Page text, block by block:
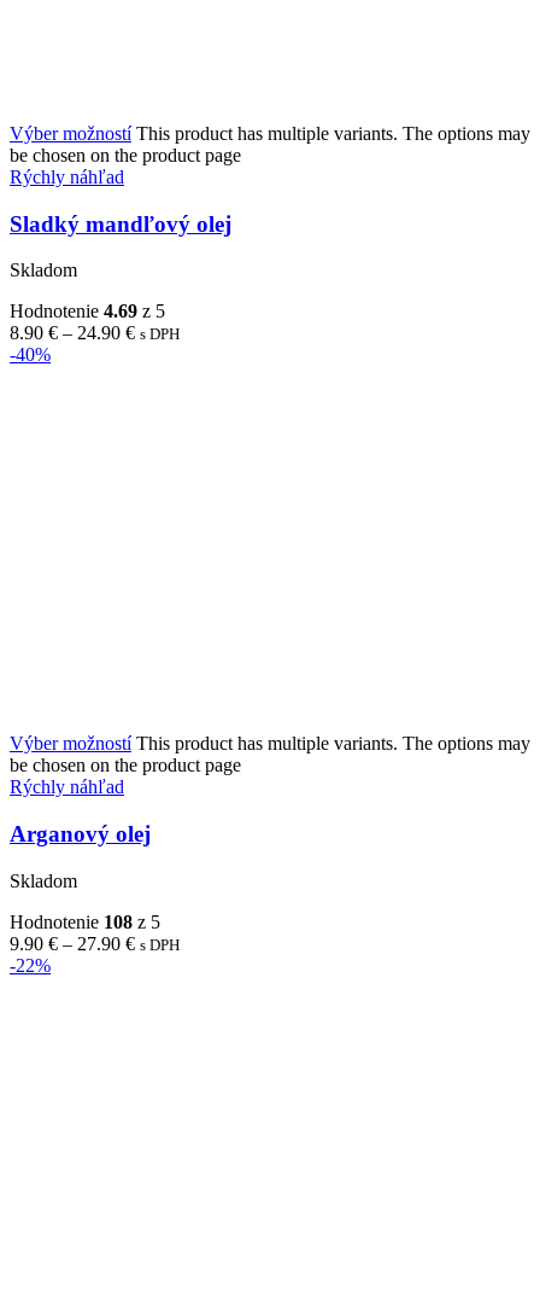
Výber možností This product has multiple variants. The options may
be chosen on the product page
Rýchly náhľad
Sladký mandľový olej
Skladom
Hodnotenie 4.69 z 5
8.90 € – 24.90 € s DPH
-40%
Výber možností This product has multiple variants. The options may
be chosen on the product page
Rýchly náhľad
Arganový olej
Skladom
Hodnotenie 108 z 5
9.90 € – 27.90 € s DPH
-22%